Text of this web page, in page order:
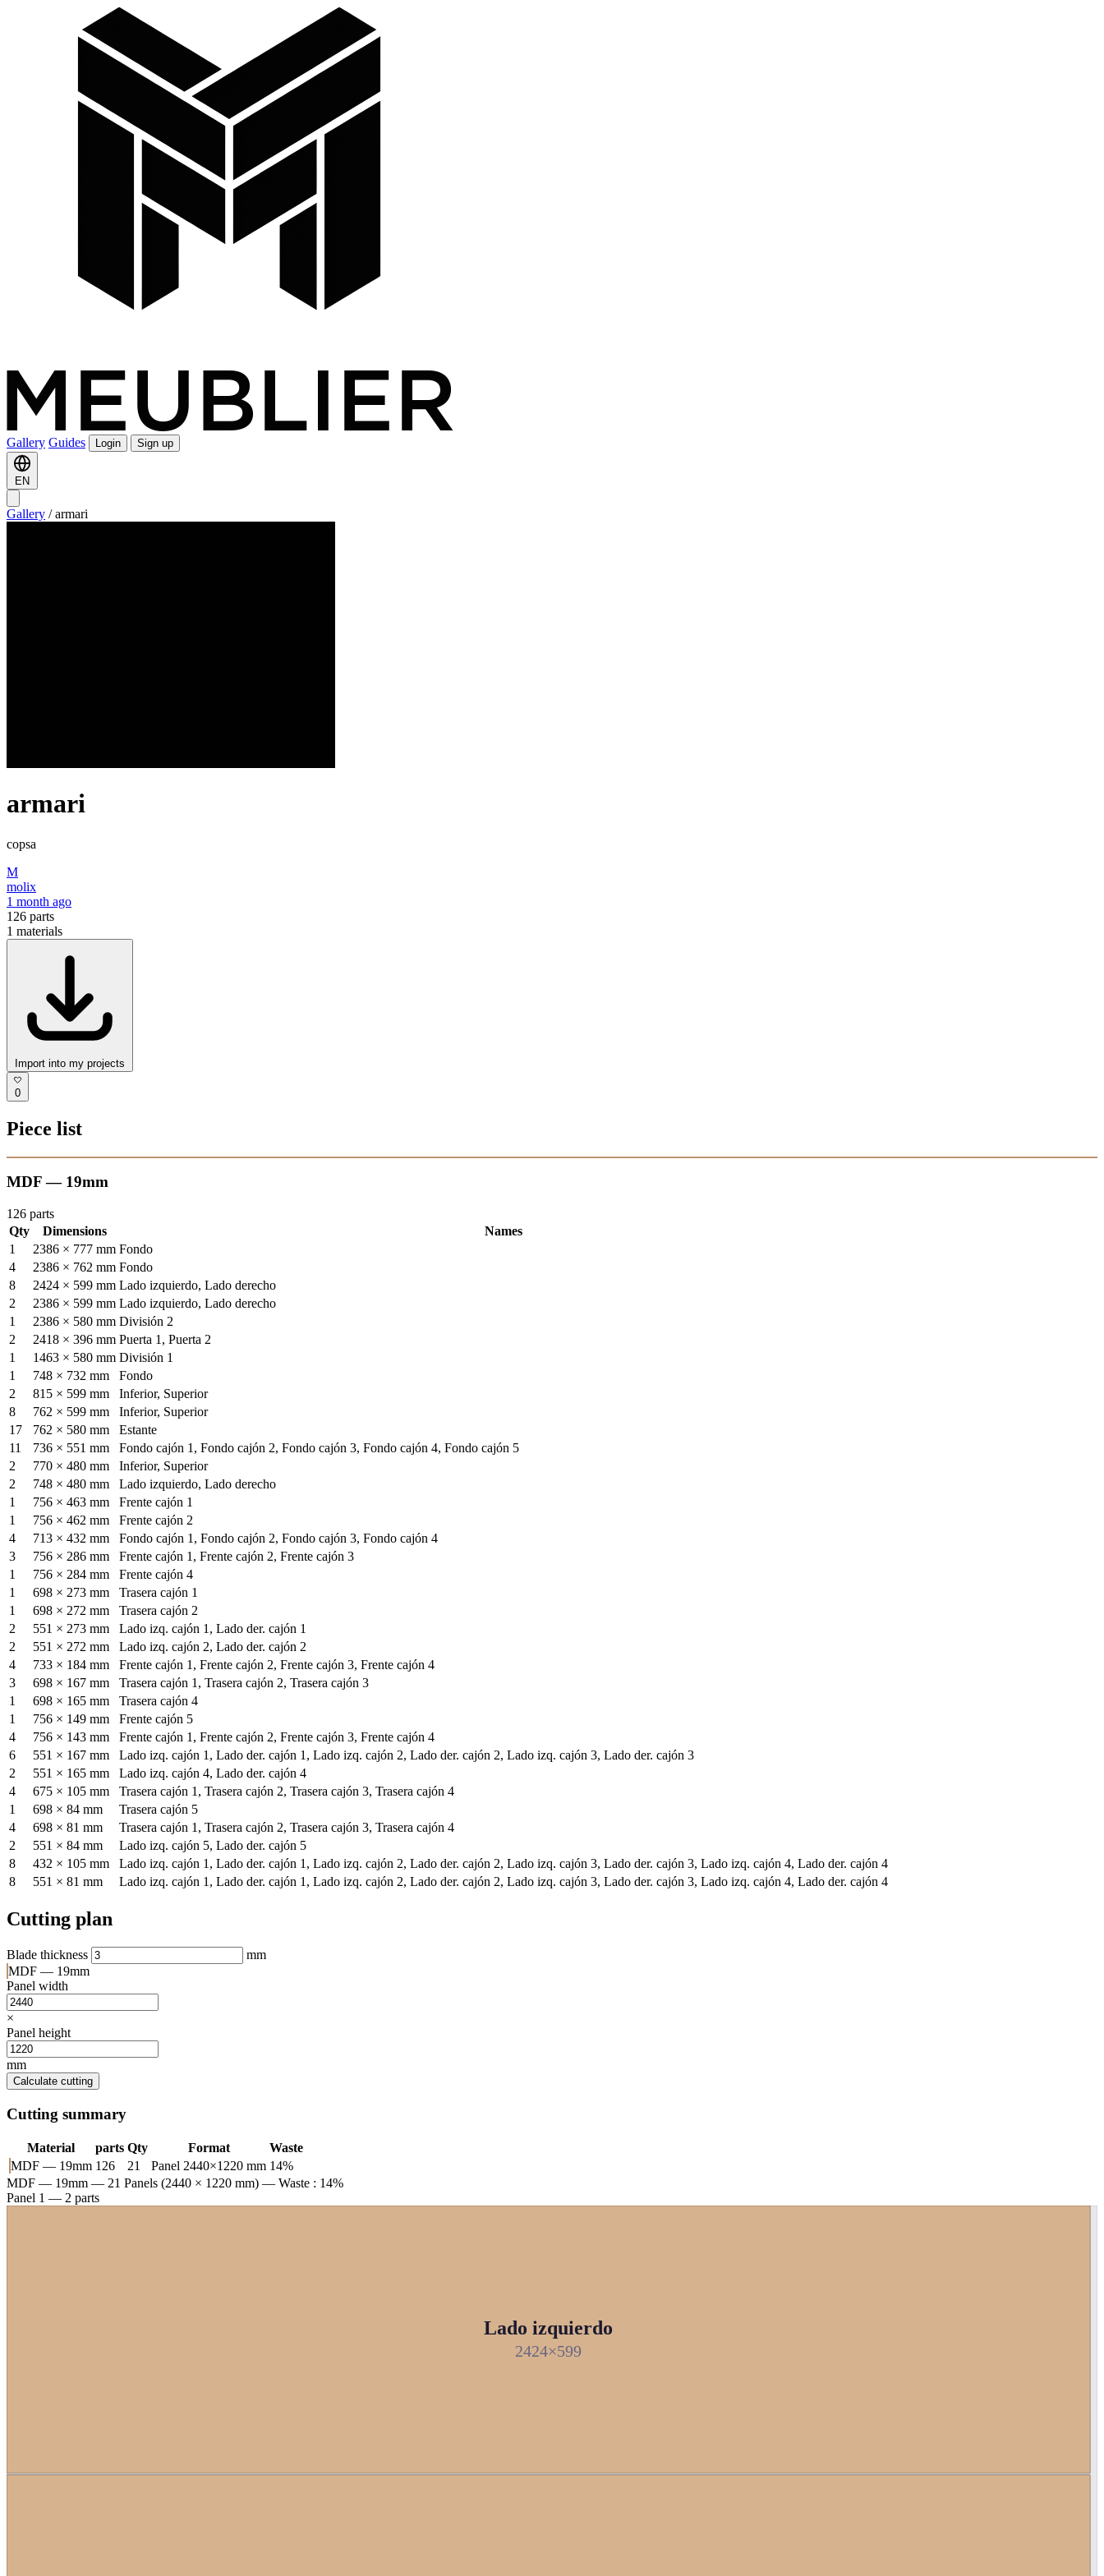
Gallery Guides Login Sign up
EN
Gallery / armari
armari
copsa
M
molix
1 month ago
126 parts
1 materials
Import into my projects
0
Piece list
MDF — 19mm
126 parts
Qty
Dimensions
Names
1
2386 × 777 mm Fondo
4
2386 × 762 mm Fondo
8
2424 × 599 mm Lado izquierdo, Lado derecho
2
2386 × 599 mm Lado izquierdo, Lado derecho
1
2386 × 580 mm División 2
2
2418 × 396 mm Puerta 1, Puerta 2
1
1463 × 580 mm División 1
1
748 × 732 mm
Fondo
2
815 × 599 mm
Inferior, Superior
8
762 × 599 mm
Inferior, Superior
17
762 × 580 mm
Estante
11
736 × 551 mm
Fondo cajón 1, Fondo cajón 2, Fondo cajón 3, Fondo cajón 4, Fondo cajón 5
2
770 × 480 mm
Inferior, Superior
2
748 × 480 mm
Lado izquierdo, Lado derecho
1
756 × 463 mm
Frente cajón 1
1
756 × 462 mm
Frente cajón 2
4
713 × 432 mm
Fondo cajón 1, Fondo cajón 2, Fondo cajón 3, Fondo cajón 4
3
756 × 286 mm
Frente cajón 1, Frente cajón 2, Frente cajón 3
1
756 × 284 mm
Frente cajón 4
1
698 × 273 mm
Trasera cajón 1
1
698 × 272 mm
Trasera cajón 2
2
551 × 273 mm
Lado izq. cajón 1, Lado der. cajón 1
2
551 × 272 mm
Lado izq. cajón 2, Lado der. cajón 2
4
733 × 184 mm
Frente cajón 1, Frente cajón 2, Frente cajón 3, Frente cajón 4
3
698 × 167 mm
Trasera cajón 1, Trasera cajón 2, Trasera cajón 3
1
698 × 165 mm
Trasera cajón 4
1
756 × 149 mm
Frente cajón 5
4
756 × 143 mm
Frente cajón 1, Frente cajón 2, Frente cajón 3, Frente cajón 4
6
551 × 167 mm
Lado izq. cajón 1, Lado der. cajón 1, Lado izq. cajón 2, Lado der. cajón 2, Lado izq. cajón 3, Lado der. cajón 3
2
551 × 165 mm
Lado izq. cajón 4, Lado der. cajón 4
4
675 × 105 mm
Trasera cajón 1, Trasera cajón 2, Trasera cajón 3, Trasera cajón 4
1
698 × 84 mm
Trasera cajón 5
4
698 × 81 mm
Trasera cajón 1, Trasera cajón 2, Trasera cajón 3, Trasera cajón 4
2
551 × 84 mm
Lado izq. cajón 5, Lado der. cajón 5
8
432 × 105 mm
Lado izq. cajón 1, Lado der. cajón 1, Lado izq. cajón 2, Lado der. cajón 2, Lado izq. cajón 3, Lado der. cajón 3, Lado izq. cajón 4, Lado der. cajón 4
8
551 × 81 mm Lado izq. cajón 1, Lado der. cajón 1, Lado izq. cajón 2, Lado der. cajón 2, Lado izq. cajón 3, Lado der. cajón 3, Lado izq. cajón 4, Lado der. cajón 4
Cutting plan
Blade thickness
mm
MDF — 19mm
Panel width
×
Panel height
mm
Calculate cutting
Cutting summary
Material parts Qty Format
Waste
MDF — 19mm 126 21 Panel 2440×1220 mm 14%
MDF — 19mm — 21 Panels (2440 × 1220 mm) — Waste : 14%
Panel 1 — 2 parts
Lado izquierdo
2424×599